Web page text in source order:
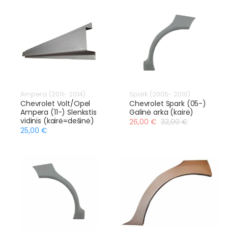
Ampera (2011- 2014)
Chevrolet Volt/Opel
Ampera (11-) Slenkstis
vidinis (kairė=dešinė)
25,00 €
Spark (2005- 2010)
Chevrolet Spark (05-)
Galinė arka (kairė)
26,00 € 32,00 €